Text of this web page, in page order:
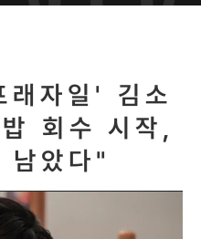
자일' 김소
회수 시작,
남았다"